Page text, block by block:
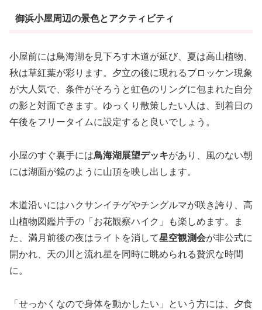
御浜小屋周辺の景色とアクティビティ
小屋前には鳥海湖を見下ろす木道が延び、夏は高山植物、
秋は草紅葉が彩ります。夕立の後に現れるブロッケン現象
が大人気で、条件がそろうと虹色のリングに包まれた自分
の影と対面できます。ゆっくり散策したい人は、到着日の
午後をフリータイムに設定すると良いでしょう。
小屋のすぐ裏手には鳥海湖展望デッキがあり、風のない朝
には湖面が鏡のように山頂を映し出します。
木道沿いにはハクサンイチゲやチングルマが咲き誇り、高
山植物図鑑片手の「お花観察ハイク」も楽しめます。ま
た、満月前後の夜はライトを消して星空観測会が非公式に
開かれ、天の川と流れ星を同時に眺められる贅沢な時間
に。
「せっかくなので身体を動かしたい」という方には、夕食